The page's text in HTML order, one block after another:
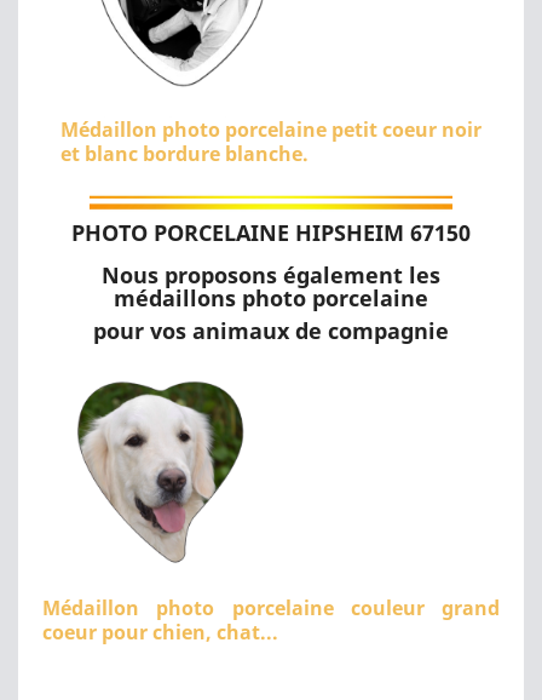
Médaillon photo porcelaine petit coeur noir
et blanc bordure blanche.
PHOTO PORCELAINE HIPSHEIM 67150
Nous proposons également les
médaillons photo porcelaine
pour vos animaux de compagnie
Médaillon photo porcelaine couleur grand
coeur pour chien, chat...